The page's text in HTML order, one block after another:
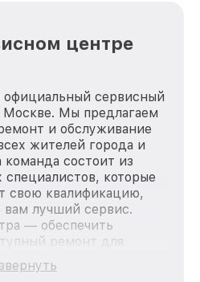
центре
официальный сервисный
Мы предлагаем
и обслуживание
жителей города и
состоит из
которые
свою квалификацию,
вам лучший сервис.
— обеспечить
ремонт для
продукции MSI, вне
поломки. Мы